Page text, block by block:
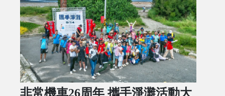
非常機車26周年 攜手淨灘活動大